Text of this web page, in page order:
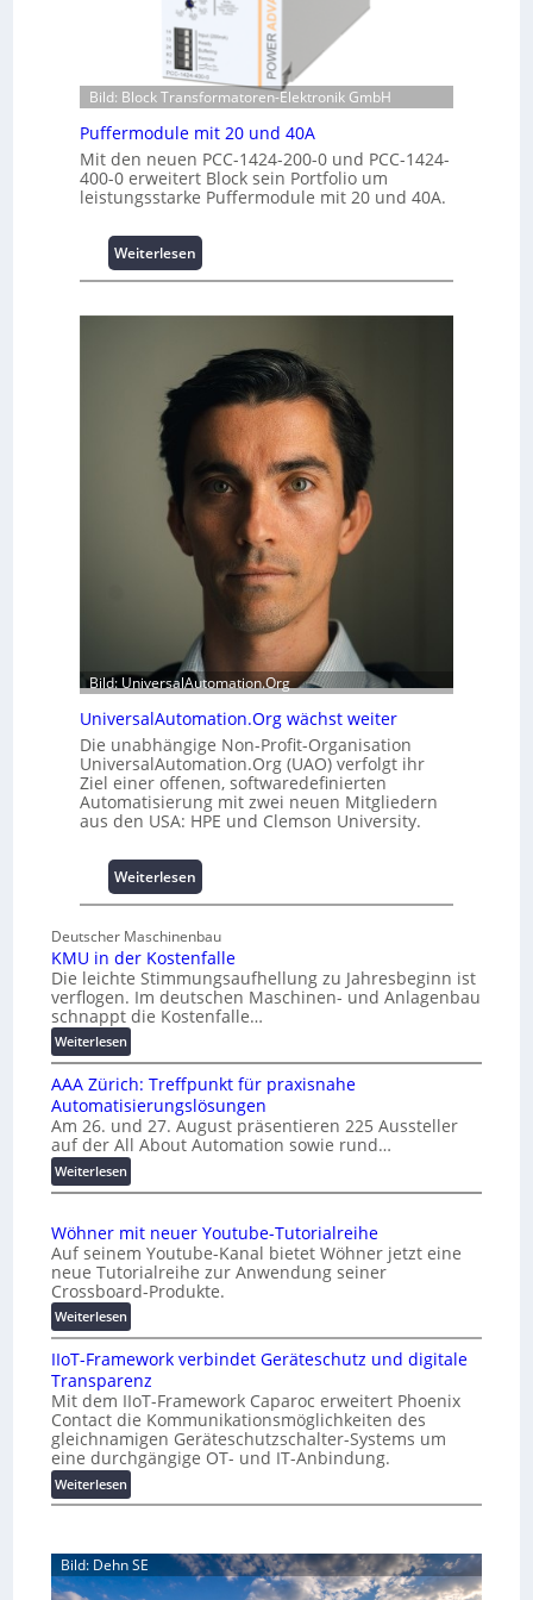
e
n
z
e
n
t
r
e
n
i
m
p
w
e
r
k
z
e
g
e
v
e
s
t
i
i
o
n
s
s
c
e
h
a
t
A
u
b
a
u
e
m
m
n
i
s
e
s
c
h
a
f
f
n
Bild: Block Transformatoren-Elektronik GmbH
Puffermodule mit 20 und 40A
Mit den neuen PCC-1424-200-0 und PCC-1424-
400-0 erweitert Block sein Portfolio um
leistungsstarke Puffermodule mit 20 und 40A.
Weiterlesen
P
f
e
m
u
l
e
i
t
0
u
n
4
0
A
Bild: UniversalAutomation.Org
UniversalAutomation.Org wächst weiter
Die unabhängige Non-Profit-Organisation
UniversalAutomation.Org (UAO) verfolgt ihr
Ziel einer offenen, softwaredefinierten
Automatisierung mit zwei neuen Mitgliedern
aus den USA: HPE und Clemson University.
Weiterlesen
U
i
v
e
r
l
A
u
t
m
t
i
o
O
g
w
ä
c
s
w
e
Deutscher Maschinenbau
KMU in der Kostenfalle
Die leichte Stimmungsaufhellung zu Jahresbeginn ist
verflogen. Im deutschen Maschinen- und Anlagenbau
schnappt die Kostenfalle…
Weiterlesen:
K
M
U
i
n
d
e
K
o
s
t
e
n
f
a
l
l
e
AAA Zürich: Treffpunkt für praxisnahe
Automatisierungslösungen
Am 26. und 27. August präsentieren 225 Aussteller
auf der All About Automation sowie rund…
Weiterlesen:
A
A
Z
ü
r
i
c
h
:
T
r
e
f
f
n
k
Wöhner mit neuer Youtube-Tutorialreihe
Auf seinem Youtube-Kanal bietet Wöhner jetzt eine
neue Tutorialreihe zur Anwendung seiner
Crossboard-Produkte.
Weiterlesen:
W
ö
h
n
e
r
m
i
t
e
u
e
IIoT-Framework verbindet Geräteschutz und digitale
Transparenz
Mit dem IIoT-Framework Caparoc erweitert Phoenix
Contact die Kommunikationsmöglichkeiten des
gleichnamigen Geräteschutzschalter-Systems um
eine durchgängige OT- und IT-Anbindung.
Weiterlesen:
I
T
-
Bild: Dehn SE